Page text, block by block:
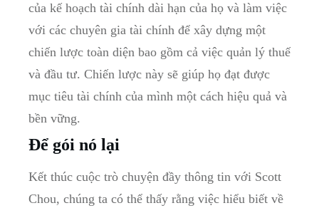
của kế hoạch tài chính dài​ hạn của họ​ và làm⁢ việc
với các chuyên gia tài chính để xây⁢ dựng một‍
chiến lược toàn‍ diện bao ‍gồm cả việc quản lý thuế
và đầu tư. Chiến lược này sẽ⁢ giúp ⁤họ‌ đạt ⁤được
mục tiêu tài ‍chính của mình ⁢một cách hiệu quả và
bền vững.
Để gói nó ‌lại
Kết thúc ⁣cuộc trò chuyện đầy ⁣thông⁤ tin ⁢với Scott
Chou, chúng ta có thể‍ thấy rằng việc ‌hiểu ⁢biết ⁤về